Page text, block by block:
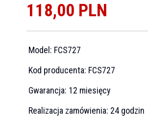
118,00 PLN
Model: FCS727
Kod producenta: FCS727
Gwarancja: 12 miesięcy
Realizacja zamówienia: 24 godzin